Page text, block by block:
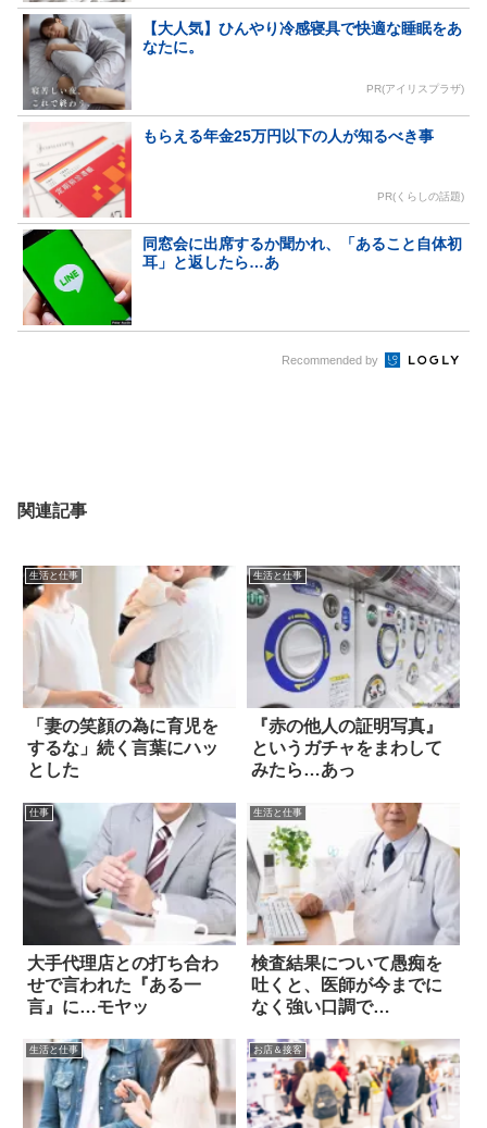
【大人気】ひんやり冷感寝具で快適な睡眠をあ
なたに。
PR(アイリスプラザ)
もらえる年金25万円以下の人が知るべき事
PR(くらしの話題)
同窓会に出席するか聞かれ、「あること自体初
耳」と返したら…あ
Recommended by
関連記事
生活と仕事
「妻の笑顔の為に育児を
するな」続く言葉にハッ
とした
生活と仕事
『赤の他人の証明写真』
というガチャをまわして
みたら…あっ
仕事
大手代理店との打ち合わ
せで言われた『ある一
言』に…モヤッ
生活と仕事
検査結果について愚痴を
吐くと、医師が今までに
なく強い口調で…
生活と仕事 お店＆接客